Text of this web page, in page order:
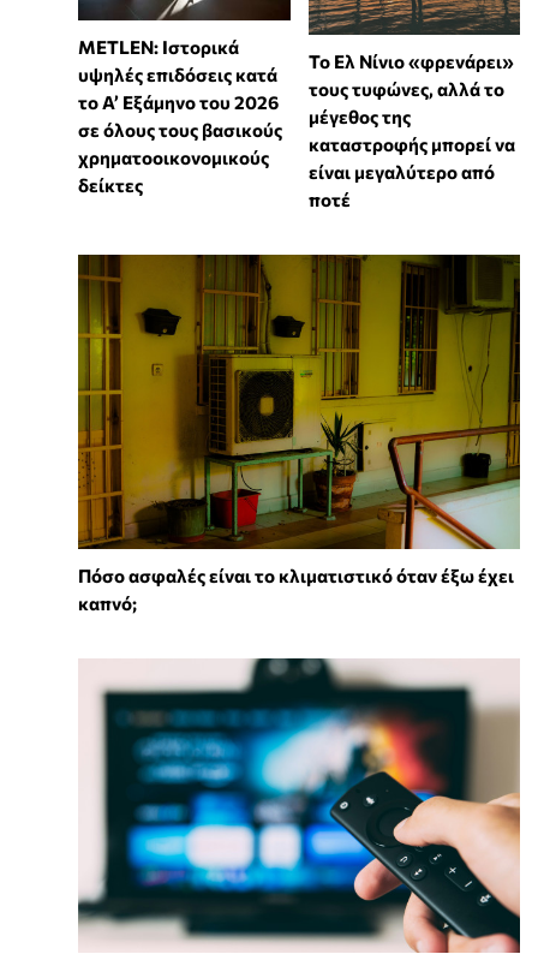
METLEN: Ιστορικά
υψηλές επιδόσεις κατά
το Α’ Εξάμηνο του 2026
σε όλους τους βασικούς
χρηματοοικονομικούς
δείκτες
Το Ελ Νίνιο «φρενάρει»
τους τυφώνες, αλλά το
μέγεθος της
καταστροφής μπορεί να
είναι μεγαλύτερο από
ποτέ
Πόσο ασφαλές είναι το κλιματιστικό όταν έξω έχει
καπνό;